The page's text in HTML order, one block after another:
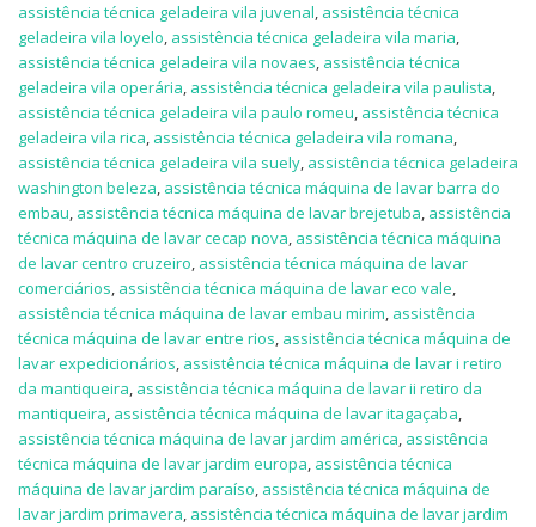
assistência técnica geladeira vila juvenal, assistência técnica
geladeira vila loyelo, assistência técnica geladeira vila maria,
assistência técnica geladeira vila novaes, assistência técnica
geladeira vila operária, assistência técnica geladeira vila paulista,
assistência técnica geladeira vila paulo romeu, assistência técnica
geladeira vila rica, assistência técnica geladeira vila romana,
assistência técnica geladeira vila suely, assistência técnica geladeira
washington beleza, assistência técnica máquina de lavar barra do
embau, assistência técnica máquina de lavar brejetuba, assistência
técnica máquina de lavar cecap nova, assistência técnica máquina
de lavar centro cruzeiro, assistência técnica máquina de lavar
comerciários, assistência técnica máquina de lavar eco vale,
assistência técnica máquina de lavar embau mirim, assistência
técnica máquina de lavar entre rios, assistência técnica máquina de
lavar expedicionários, assistência técnica máquina de lavar i retiro
da mantiqueira, assistência técnica máquina de lavar ii retiro da
mantiqueira, assistência técnica máquina de lavar itagaçaba,
assistência técnica máquina de lavar jardim américa, assistência
técnica máquina de lavar jardim europa, assistência técnica
máquina de lavar jardim paraíso, assistência técnica máquina de
lavar jardim primavera, assistência técnica máquina de lavar jardim